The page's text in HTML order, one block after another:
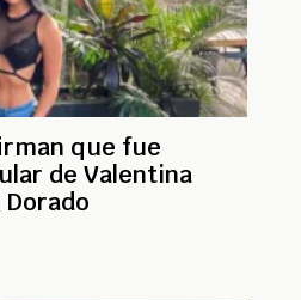
que fue
de Valentina
Dorado